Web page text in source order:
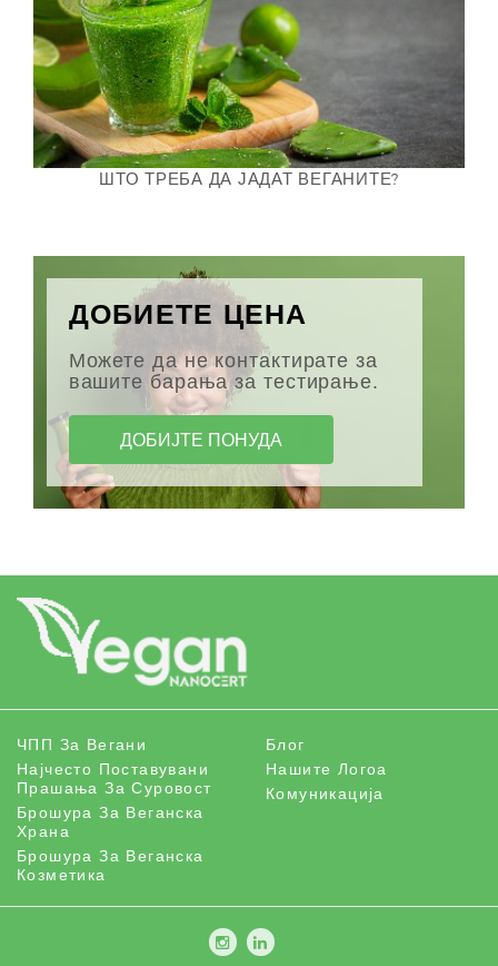
ШТО ТРЕБА ДА ЈАДАТ ВЕГАНИТЕ?
ДОБИЕТЕ ЦЕНА
Можете да не контактирате за
вашите барања за тестирање.
ДОБИЈТЕ ПОНУДА
ЧПП За Вегани
Најчесто Поставувани
Прашања За Суровост
Брошура За Веганска
Храна
Брошура За Веганска
Козметика
Блог
Нашите Логоа
Комуникација